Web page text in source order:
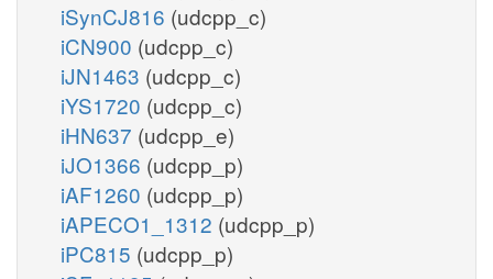
iSynCJ816 (udcpp_c)
iCN900 (udcpp_c)
iJN1463 (udcpp_c)
iYS1720 (udcpp_c)
iHN637 (udcpp_e)
iJO1366 (udcpp_p)
iAF1260 (udcpp_p)
iAPECO1_1312 (udcpp_p)
iPC815 (udcpp_p)